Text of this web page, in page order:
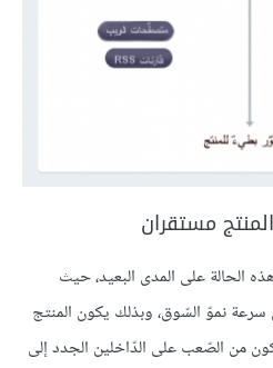
مستقران
الحالة على المدى البعيد، حيث
نموّ السّوق، وبذلك يكون المنتج
من الصّعب على الدّاخلين الجدد إلى